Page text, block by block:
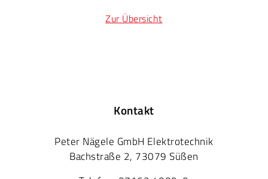
Zur Übersicht
Kontakt
Peter Nägele GmbH Elektrotechnik
Bachstraße 2, 73079 Süßen